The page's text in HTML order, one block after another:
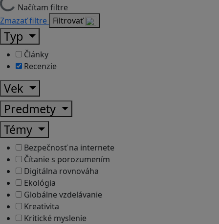
Načítam filtre
Zmazať filtre Filtrovať
Typ
Články
Recenzie
Vek
Predmety
Témy
Bezpečnosť na internete
Čítanie s porozumením
Digitálna rovnováha
Ekológia
Globálne vzdelávanie
Kreativita
Kritické myslenie